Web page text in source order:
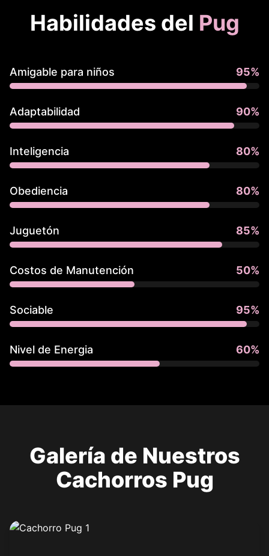
Habilidades del Pug
Amigable para niños 95%
Adaptabilidad 90%
Inteligencia 80%
Obediencia 80%
Juguetón 85%
Costos de Manutención 50%
Sociable 95%
Nivel de Energia 60%
Galería de Nuestros
Cachorros Pug